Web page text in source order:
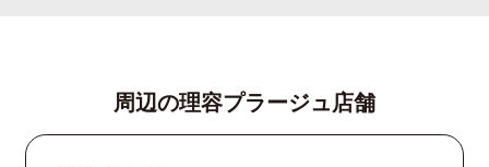
周辺の理容プラージュ店舗